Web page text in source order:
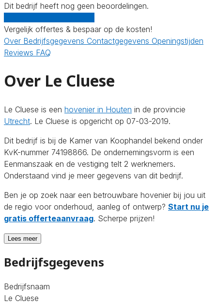
Dit bedrijf heeft nog geen beoordelingen.
Vergelijk offertes & bespaar op de kosten!
Over Bedrijfsgegevens Contactgegevens Openingstijden
Reviews FAQ
Over Le Cluese
Le Cluese is een hovenier in Houten in de provincie
Utrecht. Le Cluese is opgericht op 07-03-2019.
Dit bedrijf is bij de Kamer van Koophandel bekend onder
KvK-nummer 74198866. De ondernemingsvorm is een
Eenmanszaak en de vestiging telt 2 werknemers.
Onderstaand vind je meer gegevens van dit bedrijf.
Ben je op zoek naar een betrouwbare hovenier bij jou uit
de regio voor onderhoud, aanleg of ontwerp? Start nu je
gratis offerteaanvraag. Scherpe prijzen!
Lees meer
Bedrijfsgegevens
Bedrijfsnaam
Le Cluese